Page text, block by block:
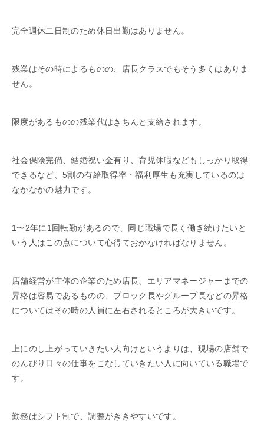
完全週休二日制のため休日出勤はありません。
残業はその時によるものの、店長クラスでもそう多くはありま
せん。
限度があるものの残業代はきちんと支給されます。
社会保険完備、結婚祝い金有り、育児休暇などもしっかり取得
できるなど、5割の有給取得率・福利厚生も充実しているのは
なかなかの魅力です。
1〜2年に1回転勤があるので、同じ職場で長く働き続けたいと
いう人はこの点について心得ておかなければなりません。
店舗経営が主体の企業のため店長、エリアマネージャーまでの
昇格は容易であるものの、ブロック長やグループ長などの昇格
についてはその時の人員に左右されるところが大きいです。
上にのし上がっていきたい人向けというよりは、現場の店舗で
のんびり日々の仕事をこなしていきたい人に向いている職場で
す。
勤務はシフト制で、調整がききやすいです。